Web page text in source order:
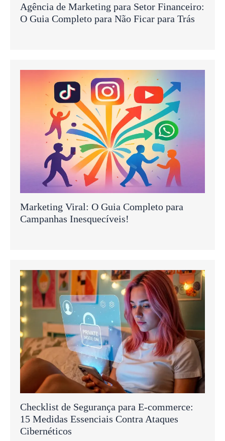
Agência de Marketing para Setor Financeiro:
O Guia Completo para Não Ficar para Trás
Marketing Viral: O Guia Completo para
Campanhas Inesquecíveis!
Checklist de Segurança para E-commerce:
15 Medidas Essenciais Contra Ataques
Cibernéticos